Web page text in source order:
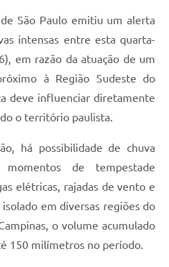
São Paulo emitiu um alerta
intensas entre esta quarta-
em razão da atuação de um
à Região Sudeste do
deve influenciar diretamente
o território paulista.
há possibilidade de chuva
de tempestade
elétricas, rajadas de vento e
em diversas regiões do
o volume acumulado
150 milímetros no período.